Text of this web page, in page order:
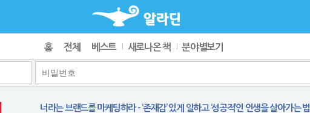
홈 전체 베스트 새로나온 책 분야별보기
너라는 브랜드를 마케팅하라 - ‘존재감’ 있게 일하고 ‘성공적’인 인생을 살아가는 법